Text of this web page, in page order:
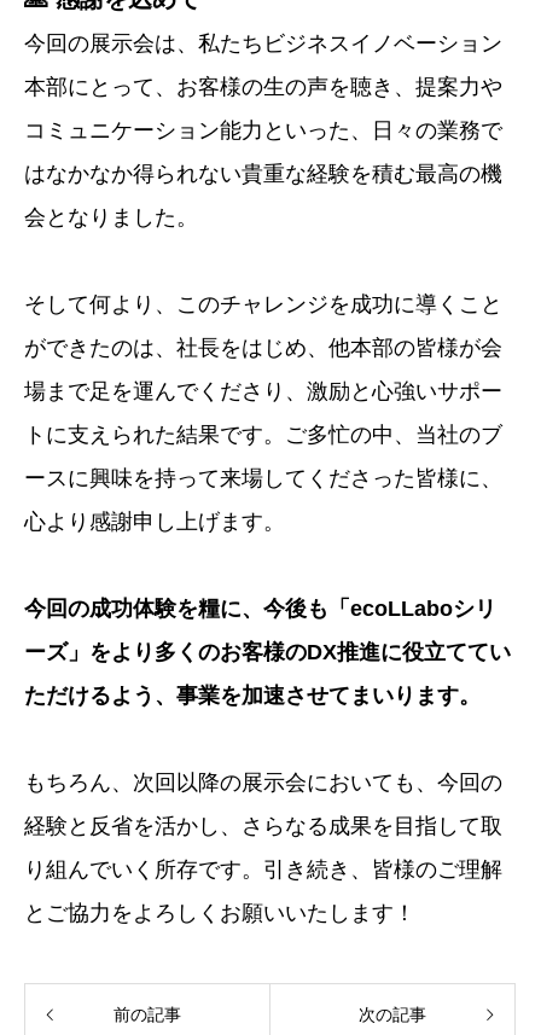
今回の展示会は、私たちビジネスイノベーション
本部にとって、お客様の生の声を聴き、提案力や
コミュニケーション能力といった、日々の業務で
はなかなか得られない貴重な経験を積む最高の機
会となりました。
そして何より、このチャレンジを成功に導くこと
ができたのは、社長をはじめ、 他本部の皆様が会
場まで足を運んでくださり、激励と心強いサポー
トに支えられた結果です。ご多忙の中、当社のブ
ースに興味を持って来場してくださった皆様に、
心より感謝申し上げます。
今回の成功体験を糧に、今後も「ecoLLaboシリ
ーズ」をより多くのお客様のDX推進に役立ててい
ただけるよう、事業を加速させてまいります。
もちろん、次回以降の展示会においても、今回の
経験と反省を活かし、さらなる成果を目指して取
り組んでいく所存です。引き続き、皆様のご理解
とご協力をよろしくお願いいたします！
前の記事 次の記事